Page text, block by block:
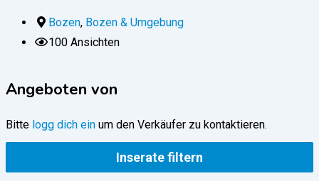
Bozen, Bozen & Umgebung
100 Ansichten
Angeboten von
Bitte logg dich ein um den Verkäufer zu kontaktieren.
Inserate filtern